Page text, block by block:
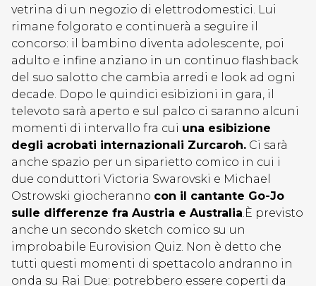
vetrina di un negozio di elettrodomestici. Lui
rimane folgorato e continuerà a seguire il
concorso: il bambino diventa adolescente, poi
adulto e infine anziano in un continuo flashback
del suo salotto che cambia arredi e look ad ogni
decade. Dopo le quindici esibizioni in gara, il
televoto sarà aperto e sul palco ci saranno alcuni
momenti di intervallo fra cui una esibizione
degli acrobati internazionali Zurcaroh. Ci sarà
anche spazio per un siparietto comico in cui i
due conduttori Victoria Swarovski e Michael
Ostrowski giocheranno con il cantante Go-Jo
sulle differenze fra Austria e Australia.È previsto
anche un secondo sketch comico su un
improbabile Eurovision Quiz. Non è detto che
tutti questi momenti di spettacolo andranno in
onda su Rai Due: potrebbero essere coperti da